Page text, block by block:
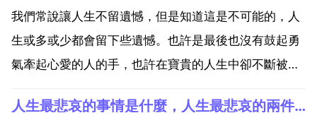
友情，愛情，親情 人生的三大目的 健康 快樂 成...
我們常說讓人生不留遺憾，但是知道這是不可能的，人
生或多或少都會留下些遺憾。也許是最後也沒有鼓起勇
氣牽起心愛的人的手，也許在寶貴的人生中卻不斷被一
人。初三時沒好好學習，但又沒談戀愛。這就是我的憾人生最悲哀的事情是什麼，人生最悲哀的兩件事是什麼？